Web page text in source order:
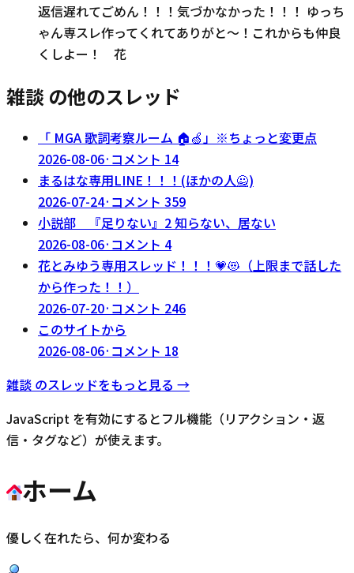
返信遅れてごめん！！！気づかなかった！！！ ゆっち
ゃん専スレ作ってくれてありがと〜！これからも仲良
くしよー！ 花
雑談 の他のスレッド
「 MGA 歌詞考察ルーム 🏠🍏」※ちょっと変更点
2026-08-06· コメント 14
まるはな専用LINE！！！(ほかの人🙅)
2026-07-24· コメント 359
小説部 『足りない』2 知らない、居ない
2026-08-06· コメント 4
花とみゆう専用スレッド！！！💗😻（上限まで話した
から作った！！）
2026-07-20· コメント 246
このサイトから
2026-08-06· コメント 18
雑談 のスレッドをもっと見る →
JavaScript を有効にするとフル機能（リアクション・返
信・タグなど）が使えます。
ホーム
優しく在れたら、何か変わる